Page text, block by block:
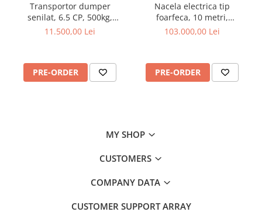
Motocositoare
Roboti de tuns iarba
Atomizoare
Distribuitoare de ingrasaminte
Semanatori si plantatoare
Transportor dumper
senilat, 6.5 CP, 500kg,
basculare mecanica,
11.500,00 Lei
PRE-ORDER
Nacela electrica tip
foarfeca, 10 metri,
capacitate 272 kg, Magni
103.000,00 Lei
PRE-ORDER
MY SHOP
CUSTOMERS
COMPANY DATA
CUSTOMER SUPPORTARRAY